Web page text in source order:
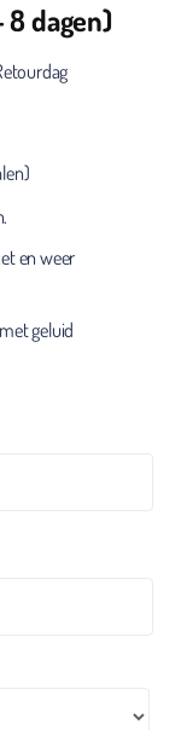
8 dagen)
en weer
geluid